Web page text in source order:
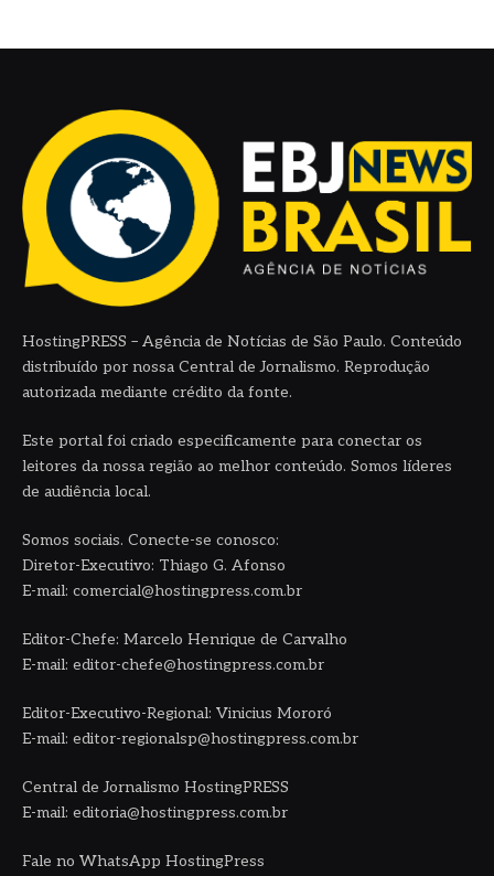
HostingPRESS – Agência de Notícias de São Paulo. Conteúdo
distribuído por nossa Central de Jornalismo. Reprodução
autorizada mediante crédito da fonte.
Este portal foi criado especificamente para conectar os
leitores da nossa região ao melhor conteúdo. Somos líderes
de audiência local.
Somos sociais. Conecte-se conosco:
Diretor-Executivo: Thiago G. Afonso
E-mail: comercial@hostingpress.com.br
Editor-Chefe: Marcelo Henrique de Carvalho
E-mail: editor-chefe@hostingpress.com.br
Editor-Executivo-Regional: Vinicius Mororó
E-mail: editor-regionalsp@hostingpress.com.br
Central de Jornalismo HostingPRESS
E-mail: editoria@hostingpress.com.br
Fale no WhatsApp HostingPress